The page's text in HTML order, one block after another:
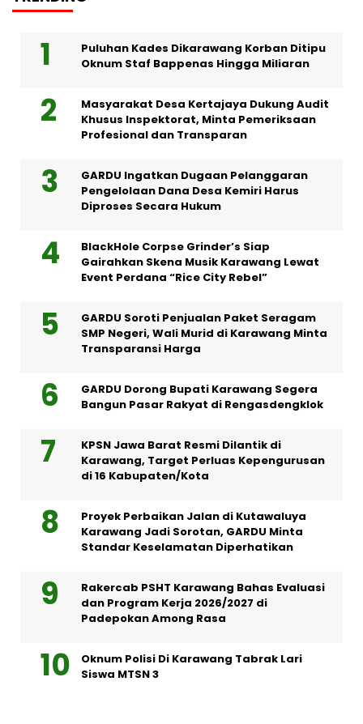
Puluhan Kades Dikarawang Korban Ditipu
Oknum Staf Bappenas Hingga Miliaran
Masyarakat Desa Kertajaya Dukung Audit
Khusus Inspektorat, Minta Pemeriksaan
Profesional dan Transparan
GARDU Ingatkan Dugaan Pelanggaran
Pengelolaan Dana Desa Kemiri Harus
Diproses Secara Hukum
BlackHole Corpse Grinder’s Siap
Gairahkan Skena Musik Karawang Lewat
Event Perdana “Rice City Rebel”
GARDU Soroti Penjualan Paket Seragam
SMP Negeri, Wali Murid di Karawang Minta
Transparansi Harga
GARDU Dorong Bupati Karawang Segera
Bangun Pasar Rakyat di Rengasdengklok
KPSN Jawa Barat Resmi Dilantik di
Karawang, Target Perluas Kepengurusan
di 16 Kabupaten/Kota
Proyek Perbaikan Jalan di Kutawaluya
Karawang Jadi Sorotan, GARDU Minta
Standar Keselamatan Diperhatikan
Rakercab PSHT Karawang Bahas Evaluasi
dan Program Kerja 2026/2027 di
Padepokan Among Rasa
Oknum Polisi Di Karawang Tabrak Lari
Siswa MTSN 3